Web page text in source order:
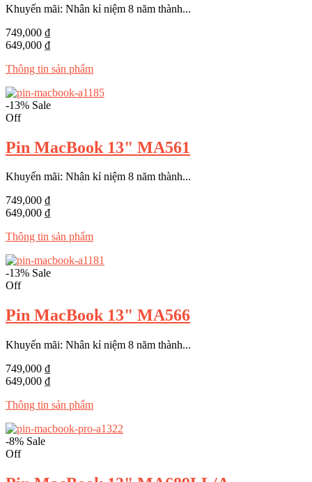
Khuyến mãi: Nhân kỉ niệm 8 năm thành...
749,000 ₫
649,000 ₫
Thông tin sản phẩm
-13% Sale
Off
Pin MacBook 13" MA561
Khuyến mãi: Nhân kỉ niệm 8 năm thành...
749,000 ₫
649,000 ₫
Thông tin sản phẩm
-13% Sale
Off
Pin MacBook 13" MA566
Khuyến mãi: Nhân kỉ niệm 8 năm thành...
749,000 ₫
649,000 ₫
Thông tin sản phẩm
-8% Sale
Off